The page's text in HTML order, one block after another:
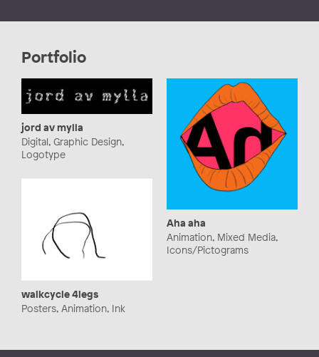
Portfolio
jord av mylla
Digital, Graphic Design,
Logotype
Aha aha
Animation, Mixed Media,
Icons/Pictograms
walkcycle 4legs
Posters, Animation, Ink